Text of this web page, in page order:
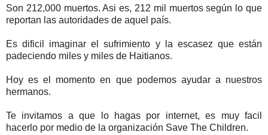
Son 212,000 muertos. Asi es, 212 mil muertos según lo que
reportan las autoridades de aquel país.
Es dificil imaginar el sufrimiento y la escasez que están
padeciendo miles y miles de Haitianos.
Hoy es el momento en que podemos ayudar a nuestros
hermanos.
Te invitamos a que lo hagas por internet, es muy facil
hacerlo por medio de la organización Save The Children.